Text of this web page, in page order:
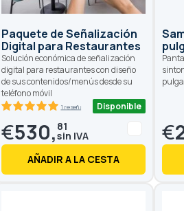
Paquete de Señalización
Digital para Restaurantes
Solución económica de señalización
digital para restaurantes con diseño
de sus contenidos/menús desde su
teléfono móvil
1 reseñas Disponible
€530, 81
AÑADIR A LA CESTA
€